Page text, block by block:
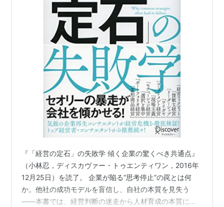
『「経営の定石」の失敗学 傾く企業の驚くべき共通点』
（小林忍，ディスカヴァー・トゥエンティワン，2016年
12月25日）を読了。 企業が陥る“思考停止”の罠とは何
か。他社の成功モデルを盲信し、自社の本質を見失う
――本書では、経営判断の迷走から人材育成の本質に至